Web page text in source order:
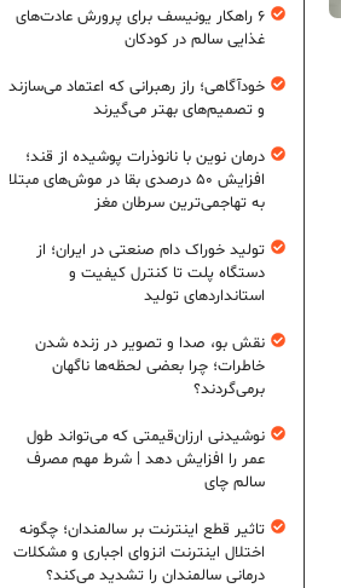
۶ راهکار یونیسف برای پرورش عادت‌های
غذایی سالم در کودکان
خودآگاهی؛ راز رهبرانی که اعتماد می‌سازند
و تصمیم‌های بهتر می‌گیرند
درمان نوین با نانوذرات پوشیده از قند؛
افزایش ۵۰ درصدی بقا در موش‌های مبتلا
به تهاجمی‌ترین سرطان مغز
تولید خوراک دام صنعتی در ایران؛ از
دستگاه پلت تا کنترل کیفیت و
استانداردهای تولید
نقش بو، صدا و تصویر در زنده شدن
خاطرات؛ چرا بعضی لحظه‌ها ناگهان
برمی‌گردند؟
نوشیدنی ارزان‌قیمتی که می‌تواند طول
عمر را افزایش دهد | شرط مهم مصرف
سالم چای
تاثیر قطع اینترنت بر سالمندان؛ چگونه
اختلال اینترنت انزوای اجباری و مشکلات
درمانی سالمندان را تشدید می‌کند؟